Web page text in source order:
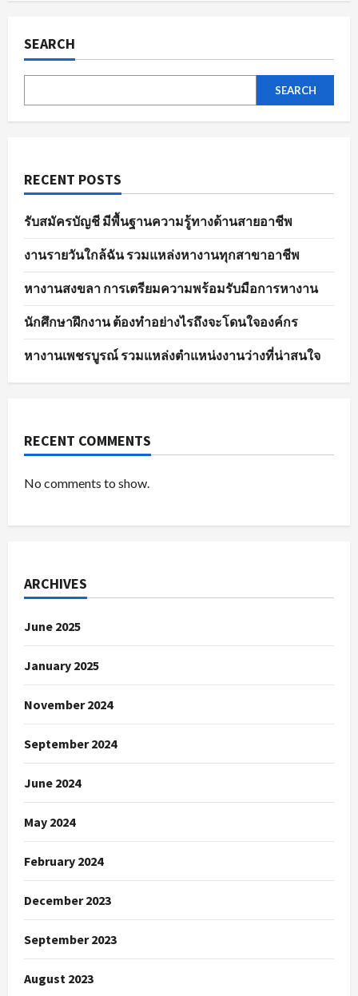
มี
pagination
SEARCH
SEARCH
RECENT POSTS
รับสมัครบัญชี มีพื้นฐานความรู้ทางด้านสายอาชีพ
งานรายวันใกล้ฉัน รวมแหล่งหางานทุกสาขาอาชีพ
หางานสงขลา การเตรียมความพร้อมรับมือการหางาน
นักศึกษาฝึกงาน ต้องทำอย่างไรถึงจะโดนใจองค์กร
หางานเพชรบูรณ์ รวมแหล่งตำแหน่งงานว่างที่น่าสนใจ
RECENT COMMENTS
No comments to show.
ARCHIVES
June 2025
January 2025
November 2024
September 2024
June 2024
May 2024
February 2024
December 2023
September 2023
August 2023